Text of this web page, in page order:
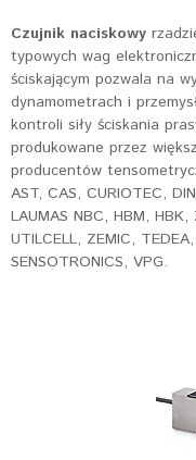
Czujnik naciskowy
typowych wag
ściskającym pozwala na
dynamometrach i
kontroli siły ściskania
produkowane przez
producentów
AST, CAS, CURIOTEC,
LAUMAS NBC, HBM, HBK,
UTILCELL, ZEMIC,
SENSOTRONICS, VPG.